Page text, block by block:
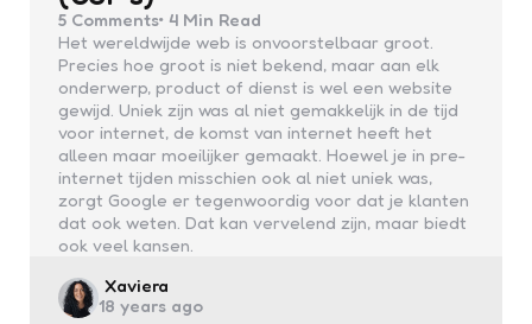
5 Comments 4 Min Read
Het wereldwijde web is onvoorstelbaar groot.
Precies hoe groot is niet bekend, maar aan elk
onderwerp, product of dienst is wel een website
gewijd. Uniek zijn was al niet gemakkelijk in de tijd
voor internet, de komst van internet heeft het
alleen maar moeilijker gemaakt. Hoewel je in pre-
internet tijden misschien ook al niet uniek was,
zorgt Google er tegenwoordig voor dat je klanten
dat ook weten. Dat kan vervelend zijn, maar biedt
ook veel kansen.
Posted
by
Xaviera
18 years ago